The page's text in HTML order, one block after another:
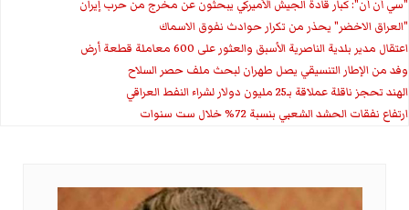
"سي أن أن": كبار قادة الجيش الأميركي يبحثون عن مخرج من حرب إيران
"العراق الاخضر" يحذر من تكرار حوادث نفوق الاسماك
اعتقال مدير بلدية الناصرية الأسبق والعثور على 600 معاملة قطعة أرض
وفد من الإطار التنسيقي يصل طهران لبحث ملف حصر السلاح
الهند تحجز ناقلة عملاقة بـ25 مليون دولار لشراء النفط العراقي
ارتفاع نفقات الحشد الشعبي بنسبة 72% خلال ست سنوات